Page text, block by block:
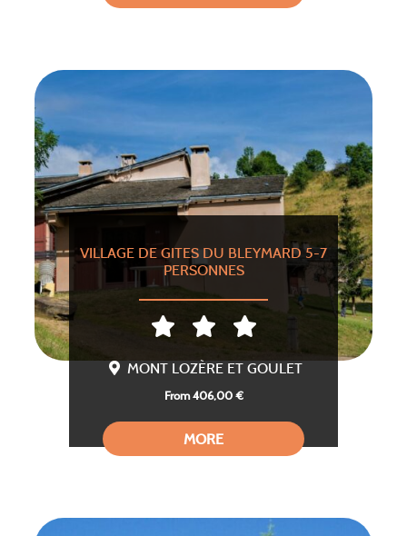
VILLAGE DE GITES DU BLEYMARD 5-7
PERSONNES
MONT LOZÈRE ET GOULET
From 406,00 €
MORE